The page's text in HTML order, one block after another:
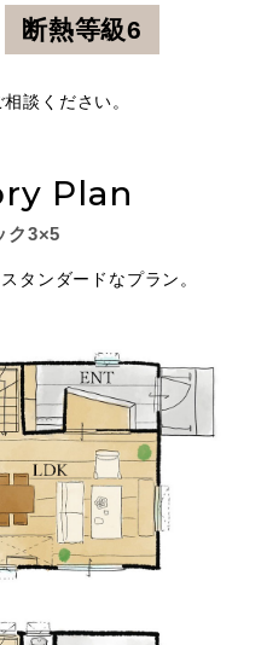
断熱等級6
談ください。
Plan
ク3×5
タンダードなプラン。